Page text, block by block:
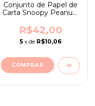
Conjunto de Papel de
Carta Snoopy Peanuts
R$42,00
5 x de R$10,06